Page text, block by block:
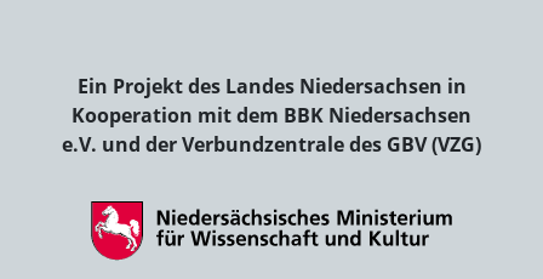
Ein Projekt des Landes Niedersachsen in
Kooperation mit dem BBK Niedersachsen
e.V. und der Verbundzentrale des GBV (VZG)